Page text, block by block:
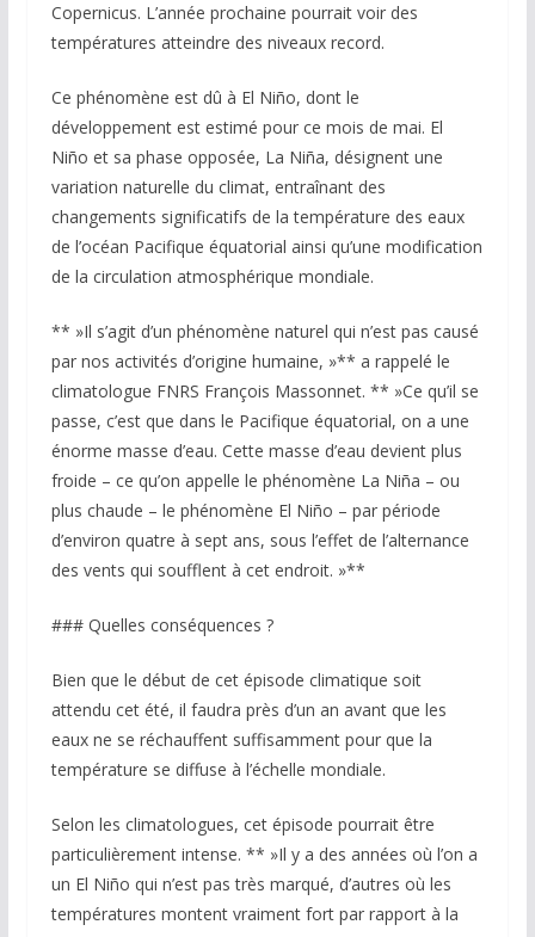
Copernicus. L’année prochaine pourrait voir des
températures atteindre des niveaux record.
Ce phénomène est dû à El Niño, dont le
développement est estimé pour ce mois de mai. El
Niño et sa phase opposée, La Niña, désignent une
variation naturelle du climat, entraînant des
changements significatifs de la température des eaux
de l’océan Pacifique équatorial ainsi qu’une modification
de la circulation atmosphérique mondiale.
** »Il s’agit d’un phénomène naturel qui n’est pas causé
par nos activités d’origine humaine, »** a rappelé le
climatologue FNRS François Massonnet. ** »Ce qu’il se
passe, c’est que dans le Pacifique équatorial, on a une
énorme masse d’eau. Cette masse d’eau devient plus
froide – ce qu’on appelle le phénomène La Niña – ou
plus chaude – le phénomène El Niño – par période
d’environ quatre à sept ans, sous l’effet de l’alternance
des vents qui soufflent à cet endroit. »**
### Quelles conséquences ?
Bien que le début de cet épisode climatique soit
attendu cet été, il faudra près d’un an avant que les
eaux ne se réchauffent suffisamment pour que la
température se diffuse à l’échelle mondiale.
Selon les climatologues, cet épisode pourrait être
particulièrement intense. ** »Il y a des années où l’on a
un El Niño qui n’est pas très marqué, d’autres où les
températures montent vraiment fort par rapport à la